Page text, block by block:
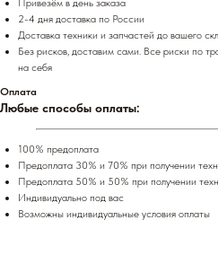
Привезём в день заказа
2-4 дня доставка по России
Доставка техники и запчастей до вашего
Без рисков, доставим сами. Все риски по
на себя
Оплата
Любые способы оплаты:
100% предоплата
Предоплата 30% и 70% при получении
Предоплата 50% и 50% при получении
Индивидуально под вас
Возможны индивидуальные условия оплаты